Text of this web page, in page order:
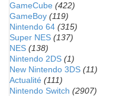
GameCube (422)
GameBoy (119)
Nintendo 64 (315)
Super NES (137)
NES (138)
Nintendo 2DS (1)
New Nintendo 3DS (11)
Actualité (111)
Nintendo Switch (2907)